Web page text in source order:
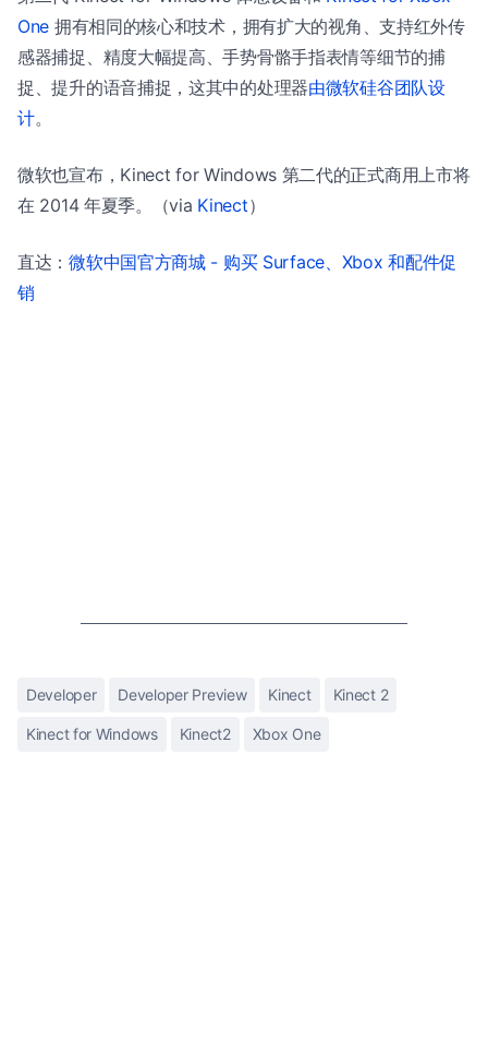
One 拥有相同的核心和技术，拥有扩大的视角、支持红外传
感器捕捉、精度大幅提高、手势骨骼手指表情等细节的捕
捉、提升的语音捕捉，这其中的处理器由微软硅谷团队设
计。
微软也宣布，Kinect for Windows 第二代的正式商用上市将
在 2014 年夏季。（via Kinect）
直达：微软中国官方商城 - 购买 Surface、Xbox 和配件促
销
Developer Developer Preview Kinect Kinect 2
Kinect for Windows Kinect2 Xbox One